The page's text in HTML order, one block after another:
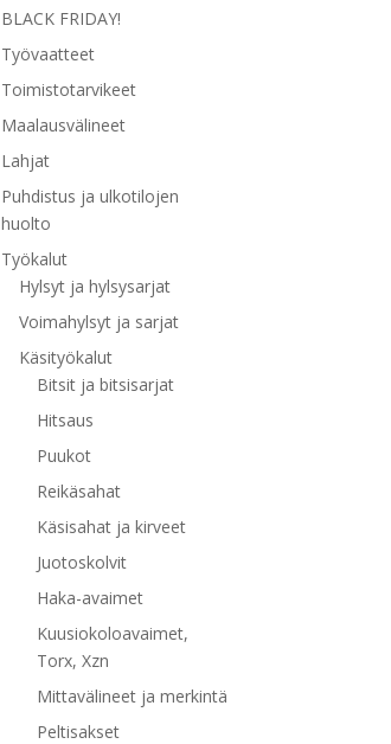
BLACK FRIDAY!
Työvaatteet
Toimistotarvikeet
Maalausvälineet
Lahjat
Puhdistus ja ulkotilojen
huolto
Työkalut
Hylsyt ja hylsysarjat
Voimahylsyt ja sarjat
Käsityökalut
Bitsit ja bitsisarjat
Hitsaus
Puukot
Reikäsahat
Käsisahat ja kirveet
Juotoskolvit
Haka-avaimet
Kuusiokoloavaimet,
Torx, Xzn
Mittavälineet ja merkintä
Peltisakset